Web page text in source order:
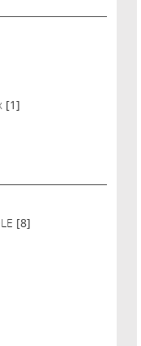
[1]
[8]